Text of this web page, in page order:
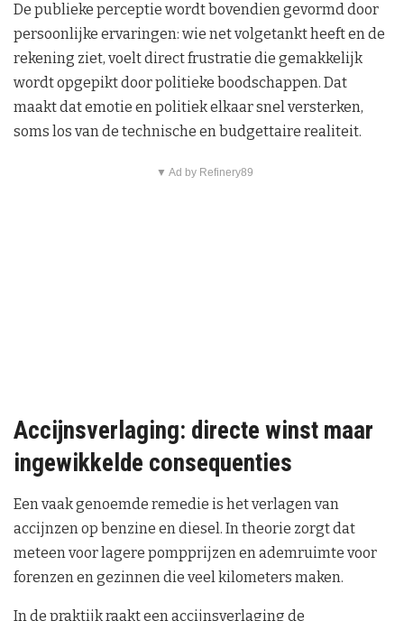
De publieke perceptie wordt bovendien gevormd door
persoonlijke ervaringen: wie net volgetankt heeft en de
rekening ziet, voelt direct frustratie die gemakkelijk
wordt opgepikt door politieke boodschappen. Dat
maakt dat emotie en politiek elkaar snel versterken,
soms los van de technische en budgettaire realiteit.
▼ Ad by Refinery89
Accijnsverlaging: directe winst maar
ingewikkelde consequenties
Een vaak genoemde remedie is het verlagen van
accijnzen op benzine en diesel. In theorie zorgt dat
meteen voor lagere pompprijzen en ademruimte voor
forenzen en gezinnen die veel kilometers maken.
In de praktijk raakt een accijnsverlaging de